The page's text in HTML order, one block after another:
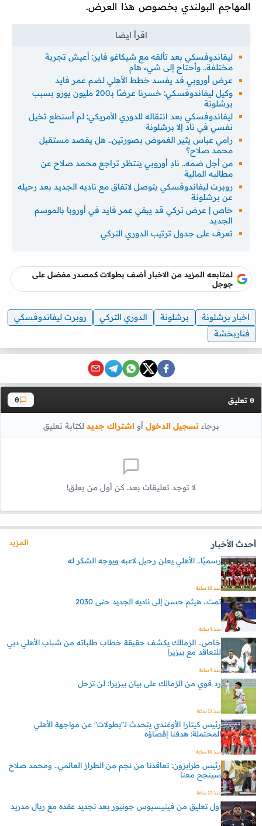
المهاجم البولندي بخصوص هذا العرض.
ليفاندوفسكي بعد تألقه مع شيكاغو فاير: أعيش تجربة
مختلفة.. وأحتاج إلى شيء هام
عرض أوروبي قد يفسد خطط الأهلي لضم عمر فايد
وكيل ليفاندوفسكي: خسرنا عرضًا بـ200 مليون يورو بسبب
برشلونة
ليفاندوفسكي بعد انتقاله للدوري الأمريكي: لم أستطع تخيل
نفسي في ناد إلا برشلونة
رامي عباس يثير الغموض بصورتين.. هل يقصد مستقبل
محمد صلاح؟
من أجل ضمه.. نادِ أوروبي ينتظر تراجع محمد صلاح عن
مطالبه المالية
روبرت ليفاندوفسكي يتوصل لاتفاق مع ناديه الجديد بعد رحيله
عن برشلونة
خاص | عرض تركي قد يبقي عمر فايد في أوروبا بالموسم
الجديد
تعرف على جدول ترتيب الدوري التركي
لمتابعه المزيد من الاخبار أضف بطولات كمصدر مفضل على
جوجل
اخبار برشلونة برشلونة الدوري التركي
روبرت ليفاندوفسكي
فناربخشة
0 تعليق 0
برجاءتسجيل الدخول أواشتراك جديد لكتابة تعليق
لا توجد تعليقات بعد. كن أول من يعلق!
أحدث الأخبار
المزيد
رسميًا.. الأهلي يعلن رحيل لاعبه ويوجه الشكر له
منذ 10 ساعة
تمت.. هيثم حسن إلى ناديه الجديد حتى 2030
منذ 9 ساعة
خاص.. الزمالك يكشف حقيقة خطاب طلباته من شباب الأهلي دبي
للتعاقد مع بيزيرا
منذ 9 ساعة
رد قوي من الزمالك على بيان بيزيرا: لن ترحل
منذ 11 ساعة
رئيس كيتارا الأوغندي يتحدث لـ"بطولات" عن مواجهة الأهلي
المحتملة: هدفنا إقصاؤه
منذ 10 ساعة
رئيس طرابزون: تعاقدنا من نجم من الطراز العالمي.. ومحمد صلاح
سينجح معنا
منذ 12 ساعة
أول تعليق من فينيسيوس جونيور بعد تجديد عقده مع ريال مدريد